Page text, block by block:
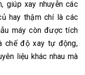
giúp xay nhuyễn các
hay thậm chí là các
máy còn được tích
chế độ xay tự động,
liệu khác nhau mà